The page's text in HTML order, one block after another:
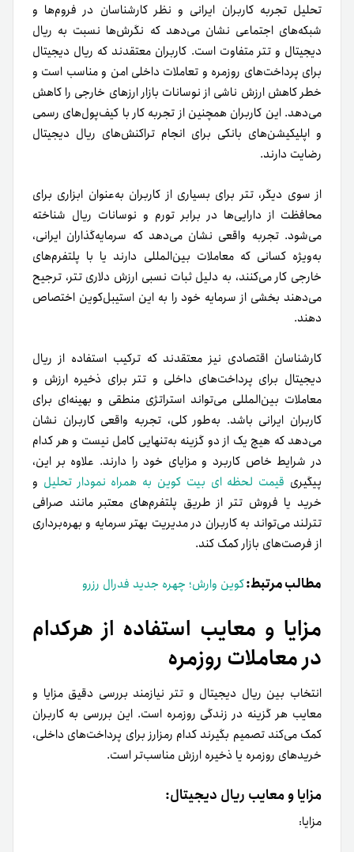
تحلیل تجربه کاربران ایرانی و نظر کارشناسان در فروم‌ها و
شبکه‌های اجتماعی نشان می‌دهد که نگرش‌ها نسبت به ریال
دیجیتال و تتر متفاوت است. کاربران معتقدند که ریال دیجیتال
برای پرداخت‌های روزمره و تعاملات داخلی امن و مناسب است و
خطر کاهش ارزش ناشی از نوسانات بازار ارزهای خارجی را کاهش
می‌دهد. این کاربران همچنین از تجربه کار با کیف‌پول‌های رسمی
و اپلیکیشن‌های بانکی برای انجام تراکنش‌های ریال دیجیتال
رضایت دارند.
از سوی دیگر، تتر برای بسیاری از کاربران به‌عنوان ابزاری برای
محافظت از دارایی‌ها در برابر تورم و نوسانات ریال شناخته
می‌شود. تجربه واقعی نشان می‌دهد که سرمایه‌گذاران ایرانی،
به‌ویژه کسانی که معاملات بین‌المللی دارند یا با پلتفرم‌های
خارجی کار می‌کنند، به دلیل ثبات نسبی ارزش دلاری تتر، ترجیح
می‌دهند بخشی از سرمایه خود را به این استیبل‌کوین اختصاص
دهند.
کارشناسان اقتصادی نیز معتقدند که ترکیب استفاده از ریال
دیجیتال برای پرداخت‌های داخلی و تتر برای ذخیره ارزش و
معاملات بین‌المللی می‌تواند استراتژی منطقی و بهینه‌ای برای
کاربران ایرانی باشد. به‌طور کلی، تجربه واقعی کاربران نشان
می‌دهد که هیچ یک از دو گزینه به‌تنهایی کامل نیست و هر کدام
در شرایط خاص کاربرد و مزایای خود را دارند. علاوه بر این،
پیگیری قیمت لحظه ای بیت‌ کوین به همراه نمودار تحلیل و
خرید یا فروش تتر از طریق پلتفرم‌های معتبر مانند صرافی
تترلند می‌تواند به کاربران در مدیریت بهتر سرمایه و بهره‌برداری
از فرصت‌های بازار کمک کند.
مطالب مرتبط:کوین وارش؛ چهره جدید فدرال رزرو
مزایا و معایب استفاده از هرکدام
در معاملات روزمره
انتخاب بین ریال دیجیتال و تتر نیازمند بررسی دقیق مزایا و
معایب هر گزینه در زندگی روزمره است. این بررسی به کاربران
کمک می‌کند تصمیم بگیرند کدام رمزارز برای پرداخت‌های داخلی،
خریدهای روزمره یا ذخیره ارزش مناسب‌تر است.
مزایا و معایب ریال دیجیتال:
مزایا: